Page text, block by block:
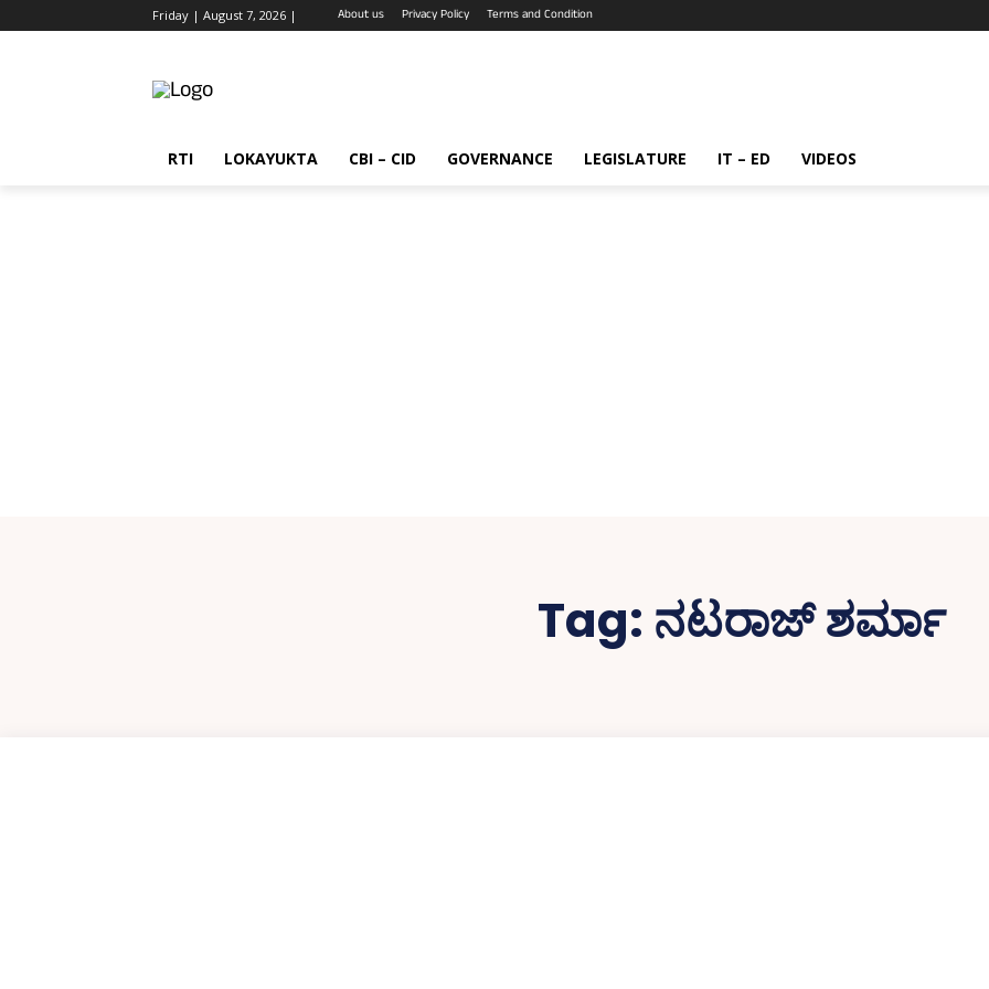
Friday | August 7, 2026 | About us Privacy Policy Terms and Condition
RTI LOKAYUKTA CBI – CID GOVERNANCE LEGISLATURE IT – ED VIDEOS
Tag: ನಟರಾಜ್‌ ಶರ್ಮಾ